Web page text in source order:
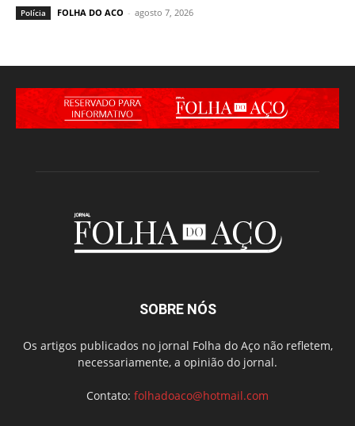
Polícia FOLHA DO ACO - agosto 7, 2026
SOBRE NÓS
Os artigos publicados no jornal Folha do Aço não refletem,
necessariamente, a opinião do jornal.
Contato: folhadoaco@hotmail.com